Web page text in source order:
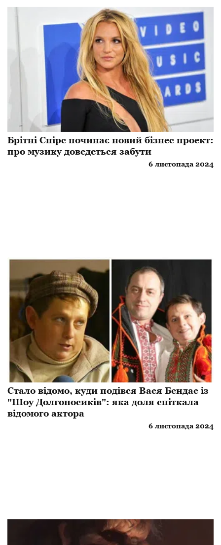
Брітні Спірс починає новий бізнес проект:
про музику доведеться забути
6 листопада 2024
Стало відомо, куди подівся Вася Бендас із
"Шоу Долгоносиків": яка доля спіткала
відомого актора
6 листопада 2024